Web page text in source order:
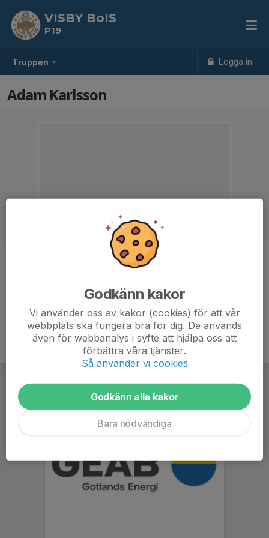
Truppen Logga in
VISBY BoIS
P19
Adam Karlsson
Godkänn kakor
Vi använder oss av kakor (cookies) för att vår
webbplats ska fungera bra för dig. De används
även för webbanalys i syfte att hjälpa oss att
förbättra våra tjänster.
Så använder vi cookies
Godkänn alla kakor
Bara nödvändiga